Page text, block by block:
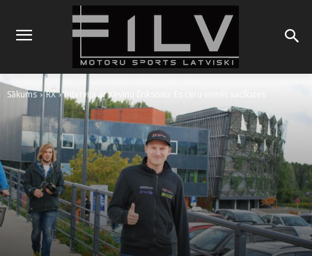
Sākums RX Intervija ar Kevinu Ēriksonu: Es ceru vinnēt sacīkstes